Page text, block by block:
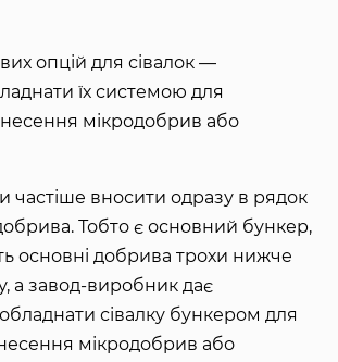
опцій для сівалок —
їх системою для
мікродобрив або
частіше вносити одразу в рядок
Тобто є основний бункер,
основні добрива трохи нижче
а завод-виробник дає
сівалку бункером для
мікродобрив або